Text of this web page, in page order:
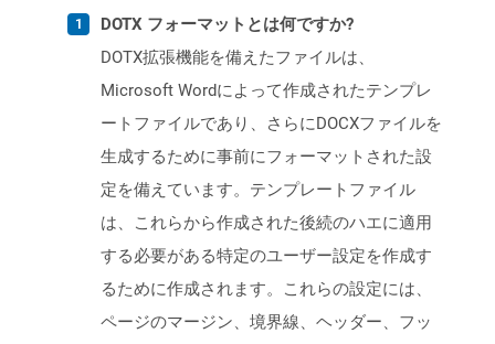
DOTX フォーマットとは何ですか?
DOTX拡張機能を備えたファイルは、
Microsoft Wordによって作成されたテンプレ
ートファイルであり、さらにDOCXファイルを
生成するために事前にフォーマットされた設
定を備えています。テンプレートファイル
は、これらから作成された後続のハエに適用
する必要がある特定のユーザー設定を作成す
るために作成されます。これらの設定には、
ページのマージン、境界線、ヘッダー、フッ